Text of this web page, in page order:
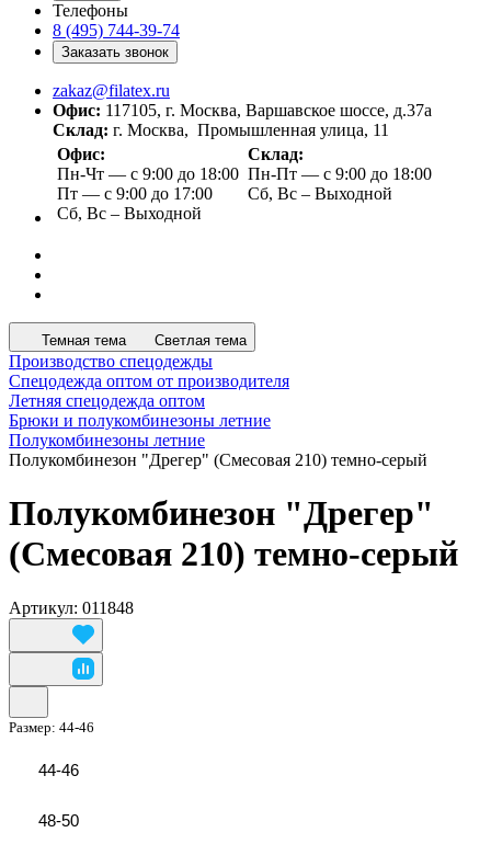
Телефоны
8 (495) 744-39-74
Заказать звонок
zakaz@filatex.ru
Офис: 117105, г. Москва, Варшавское шоссе, д.37а
Склад: г. Москва, Промышленная улица, 11
Офис:
Пн-Чт — с 9:00 до 18:00
Пт — с 9:00 до 17:00
Сб, Вс – Выходной
Склад:
Пн-Пт — с 9:00 до 18:00
Сб, Вс – Выходной
Темная тема Светлая тема
Производство спецодежды
Спецодежда оптом от производителя
Летняя спецодежда оптом
Брюки и полукомбинезоны летние
Полукомбинезоны летние
Полукомбинезон "Дрегер" (Смесовая 210) темно-серый
Полукомбинезон "Дрегер"
(Смесовая 210) темно-серый
Артикул: 011848
Размер: 44-46
44-46
48-50